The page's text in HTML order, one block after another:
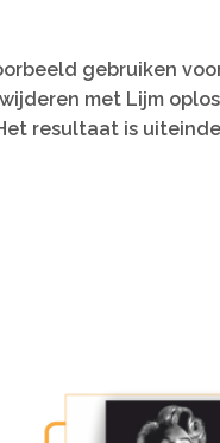
gebruiken
met Lijm
resultaat is